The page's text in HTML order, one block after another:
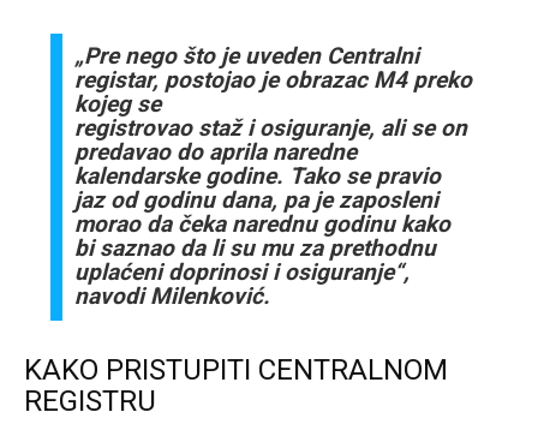
„Pre nego što je uveden Centralni
registar, postojao je obrazac M4 preko
kojeg se
registrovao staž i osiguranje, ali se on
predavao do aprila naredne
kalendarske godine. Tako se pravio
jaz od godinu dana, pa je zaposleni
morao da čeka narednu godinu kako
bi saznao da li su mu za prethodnu
uplaćeni doprinosi i osiguranje“,
navodi Milenković.
KAKO PRISTUPITI CENTRALNOM
REGISTRU